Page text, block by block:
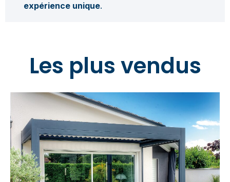
expérience unique.
Les plus vendus